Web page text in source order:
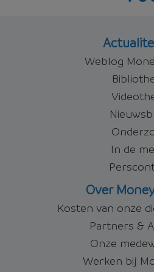
Weblog
In de
Over
Kosten van onze
Partners &
Onze
Werken bij